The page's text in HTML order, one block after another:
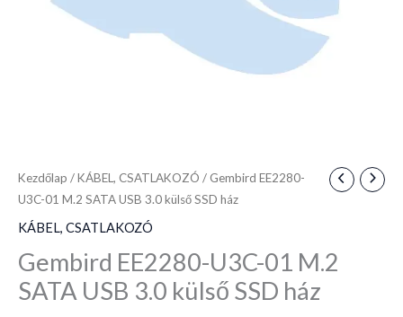
Kezdőlap /KÁBEL, CSATLAKOZÓ / Gembird EE2280-
U3C-01 M.2 SATA USB 3.0 külső SSD ház
KÁBEL, CSATLAKOZÓ
Gembird EE2280-U3C-01 M.2
SATA USB 3.0 külső SSD ház
SSD